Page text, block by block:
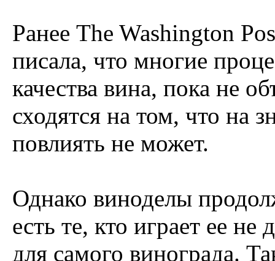
Ранее The Washington
писала, что многие
качества вина, пока не
сходятся на том, что на
повлиять не может.
Однако виноделы
есть те, кто играет ее не
для самого винограда.